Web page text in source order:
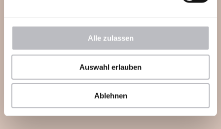
Alle zulassen
Auswahl erlauben
Ablehnen
kannst du in unserem Schwesterhotel
Sonnhof super Treatments buchen. Und
unsere Rooftop-Sonnenterasse mit
beheiztem Infinity Pool, Luxus-Liegen und
DIY-Bar ist ein würdiger Ort für den ersten